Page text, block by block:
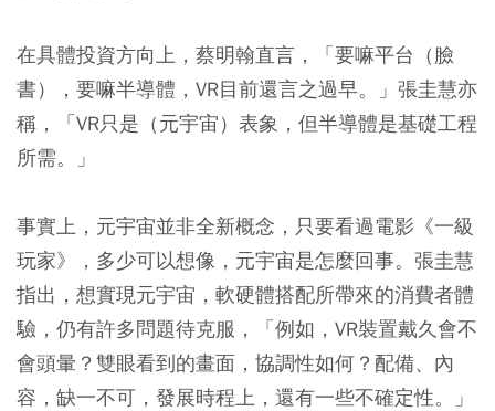
在具體投資方向上，蔡明翰直言，「要嘛平台（臉
書），要嘛半導體，VR目前還言之過早。」張圭慧亦
稱，「VR只是（元宇宙）表象，但半導體是基礎工程
所需。」
事實上，元宇宙並非全新概念，只要看過電影《一級
玩家》，多少可以想像，元宇宙是怎麼回事。張圭慧
指出，想實現元宇宙，軟硬體搭配所帶來的消費者體
驗，仍有許多問題待克服，「例如，VR裝置戴久會不
會頭暈？雙眼看到的畫面，協調性如何？配備、內
容，缺一不可，發展時程上，還有一些不確定性。」